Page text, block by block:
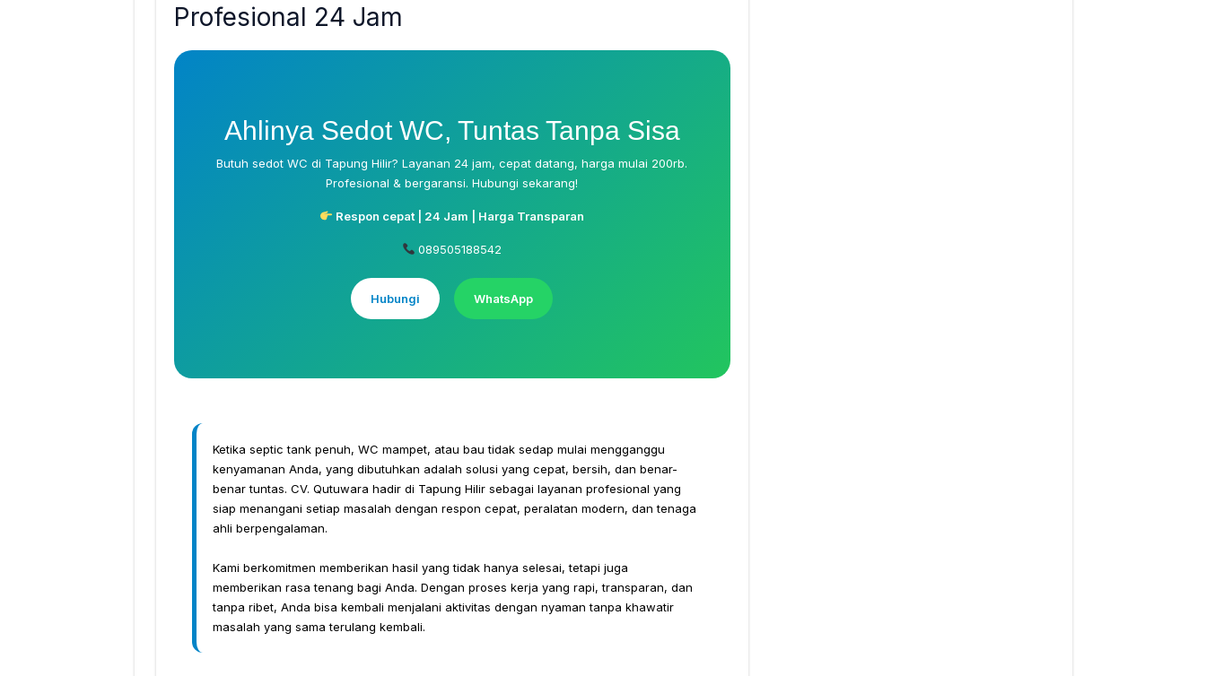
Profesional 24 Jam
Ahlinya Sedot WC, Tuntas Tanpa Sisa
Butuh sedot WC di Tapung Hilir? Layanan 24 jam, cepat datang, harga mulai 200rb.
Profesional & bergaransi. Hubungi sekarang!
Respon cepat | 24 Jam | Harga Transparan
089505188542
Hubungi WhatsApp
Ketika septic tank penuh, WC mampet, atau bau tidak sedap mulai mengganggu
kenyamanan Anda, yang dibutuhkan adalah solusi yang cepat, bersih, dan benar-
benar tuntas. CV. Qutuwara hadir di Tapung Hilir sebagai layanan profesional yang
siap menangani setiap masalah dengan respon cepat, peralatan modern, dan tenaga
ahli berpengalaman.
Kami berkomitmen memberikan hasil yang tidak hanya selesai, tetapi juga
memberikan rasa tenang bagi Anda. Dengan proses kerja yang rapi, transparan, dan
tanpa ribet, Anda bisa kembali menjalani aktivitas dengan nyaman tanpa khawatir
masalah yang sama terulang kembali.